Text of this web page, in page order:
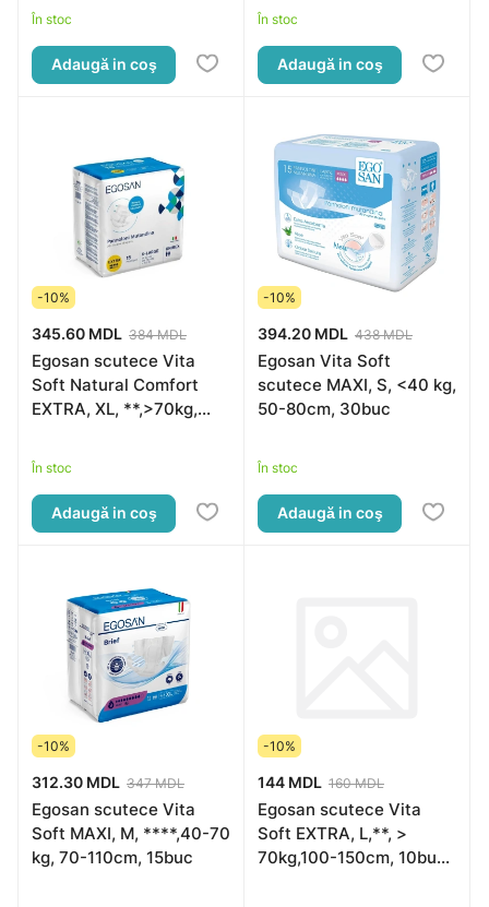
(*)
În stoc
Adaugă in coş
>70kg, 100-150cm,
În stoc
Adaugă in coş
-10%
345.60 MDL 384 MDL
Egosan scutece Vita
Soft Natural Comfort
EXTRA, XL, **,>70kg,
În stoc
Adaugă in coş
-10%
394.20 MDL 438 MDL
Egosan Vita Soft
scutece MAXI, S, <40 kg,
50-80cm, 30buc
În stoc
Adaugă in coş
-10%
312.30 MDL 347 MDL
Egosan scutece Vita
Soft MAXI, M, ****,40-70
kg, 70-110cm, 15buc
-10%
144 MDL 160 MDL
Egosan scutece Vita
Soft EXTRA, L,**, >
70kg,100-150cm, 10buc